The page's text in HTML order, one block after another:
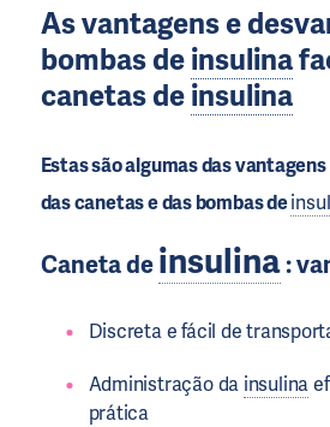
As vantagens e
bombas deinsulina
canetas deinsulina
Estas são algumas das
das canetas e das bombas de
Caneta deinsulina :
Discreta e fácil de
Administração da insulina
prática